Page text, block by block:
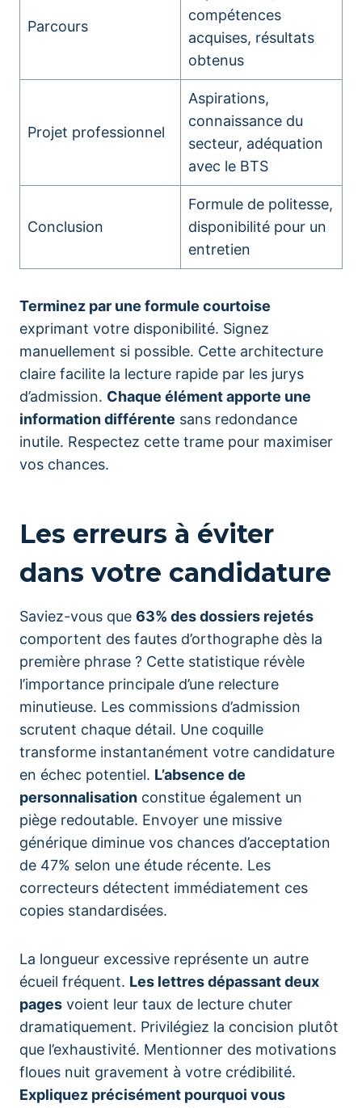
Parcours
compétences
acquises, résultats
obtenus
Projet professionnel
Aspirations,
connaissance du
secteur, adéquation
avec le BTS
Conclusion
Formule de politesse,
disponibilité pour un
entretien
Terminez par une formule courtoise
exprimant votre disponibilité. Signez
manuellement si possible. Cette architecture
claire facilite la lecture rapide par les jurys
d’admission. Chaque élément apporte une
information différente sans redondance
inutile. Respectez cette trame pour maximiser
vos chances.
Les erreurs à éviter
dans votre candidature
Saviez-vous que 63% des dossiers rejetés
comportent des fautes d’orthographe dès la
première phrase ? Cette statistique révèle
l’importance principale d’une relecture
minutieuse. Les commissions d’admission
scrutent chaque détail. Une coquille
transforme instantanément votre candidature
en échec potentiel. L’absence de
personnalisation constitue également un
piège redoutable. Envoyer une missive
générique diminue vos chances d’acceptation
de 47% selon une étude récente. Les
correcteurs détectent immédiatement ces
copies standardisées.
La longueur excessive représente un autre
écueil fréquent. Les lettres dépassant deux
pages voient leur taux de lecture chuter
dramatiquement. Privilégiez la concision plutôt
que l’exhaustivité. Mentionner des motivations
floues nuit gravement à votre crédibilité.
Expliquez précisément pourquoi vous